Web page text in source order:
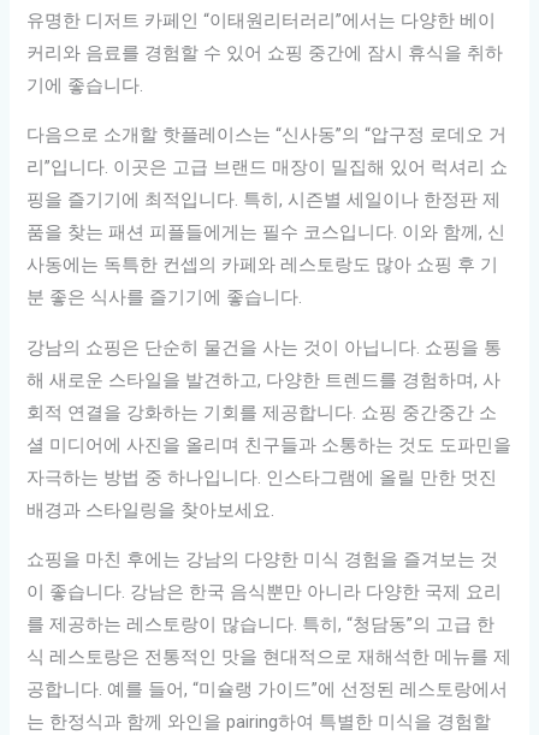
유명한 디저트 카페인 “이태원리터러리”에서는 다양한 베이
커리와 음료를 경험할 수 있어 쇼핑 중간에 잠시 휴식을 취하
기에 좋습니다.
다음으로 소개할 핫플레이스는 “신사동”의 “압구정 로데오 거
리”입니다. 이곳은 고급 브랜드 매장이 밀집해 있어 럭셔리 쇼
핑을 즐기기에 최적입니다. 특히, 시즌별 세일이나 한정판 제
품을 찾는 패션 피플들에게는 필수 코스입니다. 이와 함께, 신
사동에는 독특한 컨셉의 카페와 레스토랑도 많아 쇼핑 후 기
분 좋은 식사를 즐기기에 좋습니다.
강남의 쇼핑은 단순히 물건을 사는 것이 아닙니다. 쇼핑을 통
해 새로운 스타일을 발견하고, 다양한 트렌드를 경험하며, 사
회적 연결을 강화하는 기회를 제공합니다. 쇼핑 중간중간 소
셜 미디어에 사진을 올리며 친구들과 소통하는 것도 도파민을
자극하는 방법 중 하나입니다. 인스타그램에 올릴 만한 멋진
배경과 스타일링을 찾아보세요.
쇼핑을 마친 후에는 강남의 다양한 미식 경험을 즐겨보는 것
이 좋습니다. 강남은 한국 음식뿐만 아니라 다양한 국제 요리
를 제공하는 레스토랑이 많습니다. 특히, “청담동”의 고급 한
식 레스토랑은 전통적인 맛을 현대적으로 재해석한 메뉴를 제
공합니다. 예를 들어, “미슐랭 가이드”에 선정된 레스토랑에서
는 한정식과 함께 와인을 pairing하여 특별한 미식을 경험할